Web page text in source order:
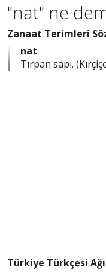
"nat" ne
Zanaat Terimleri
nat
Tırpan sapı.
Türkiye Türkçesi